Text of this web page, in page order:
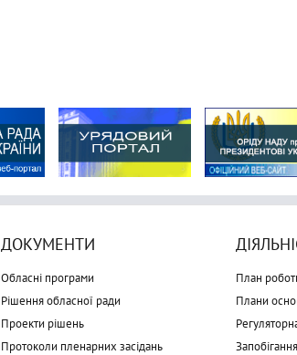
ДОКУМЕНТИ
Обласні програми
Рішення обласної ради
Проекти рішень
Протоколи пленарних засідань
План
Плани